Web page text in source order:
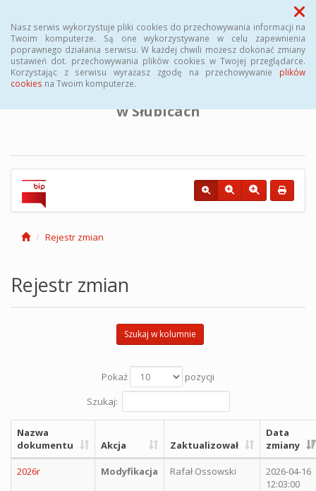
Nasz serwis wykorzystuje pliki cookies do przechowywania informacji na
Twoim komputerze. Są one wykorzystywane w celu zapewnienia
poprawnego działania serwisu. W każdej chwili możesz dokonać zmiany
ustawień dot. przechowywania plików cookies w Twojej przeglądarce.
Korzystając z serwisu wyrażasz zgodę na przechowywanie plików
cookies na Twoim komputerze.
Menu
BIULETYN INFORMACJI PUBLICZNEJ
Powiatowego Urzędu Pracy
w Słubicach
Rejestr zmian
Rejestr zmian
Szukaj w kolumnie
Pokaż
pozycji
Szukaj:
Nazwa
dokumentu
Akcja Zaktualizował
Data
zmiany
2026r Modyfikacja Rafał Ossowski
2026-04-16
12:03:00